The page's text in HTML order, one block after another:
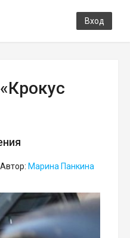
Вход
Автор: Марина Панкина